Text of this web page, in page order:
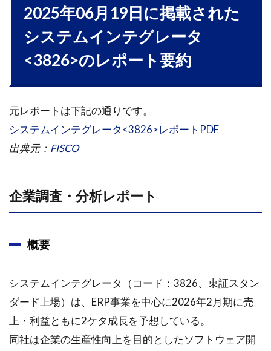
2025年06月19日に掲載された
システムインテグレータ
<3826>のレポート要約
元レポートは下記の通りです。
システムインテグレータ<3826>レポートPDF
出典元： FISCO
企業調査・分析レポート
概要
システムインテグレータ（コード：3826、東証スタン
ダード上場）は、ERP事業を中心に2026年2月期に売
上・利益ともに2ケタ成長を予想している。
同社は企業の生産性向上を目的としたソフトウェア開